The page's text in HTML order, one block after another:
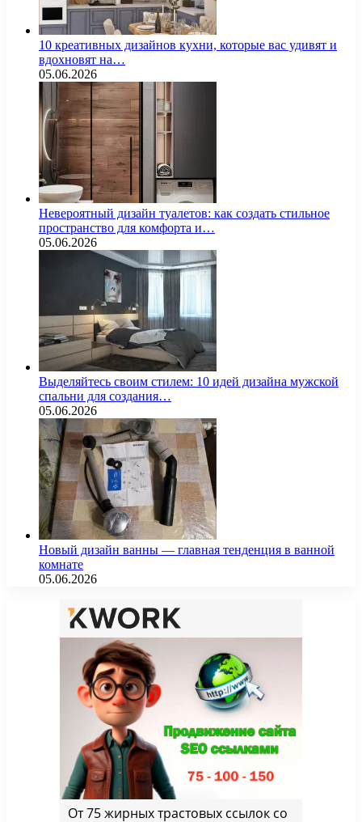
10 креативных дизайнов кухни, которые вас удивят и
вдохновят на…
05.06.2026
Невероятный дизайн туалетов: как создать стильное
пространство для комфорта и…
05.06.2026
Выделяйтесь своим стилем: 10 идей дизайна мужской
спальни для создания…
05.06.2026
Новый дизайн ванны — главная тенденция в ванной
комнате
05.06.2026